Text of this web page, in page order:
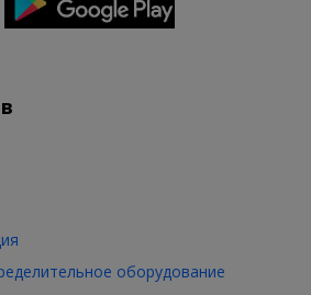
оборудование